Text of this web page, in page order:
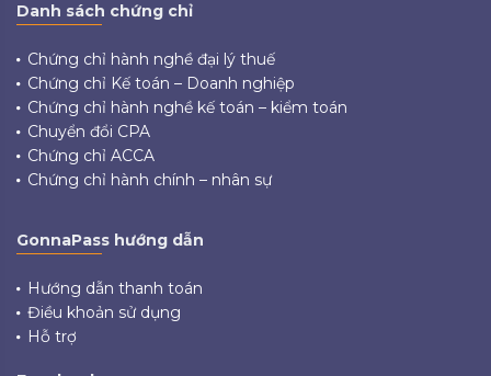
Danh sách chứng chỉ
Chứng chỉ hành nghề đại lý thuế
Chứng chỉ Kế toán – Doanh nghiệp
Chứng chỉ hành nghề kế toán – kiểm toán
Chuyển đổi CPA
Chứng chỉ ACCA
Chứng chỉ hành chính – nhân sự
GonnaPass hướng dẫn
Hướng dẫn thanh toán
Điều khoản sử dụng
Hỗ trợ